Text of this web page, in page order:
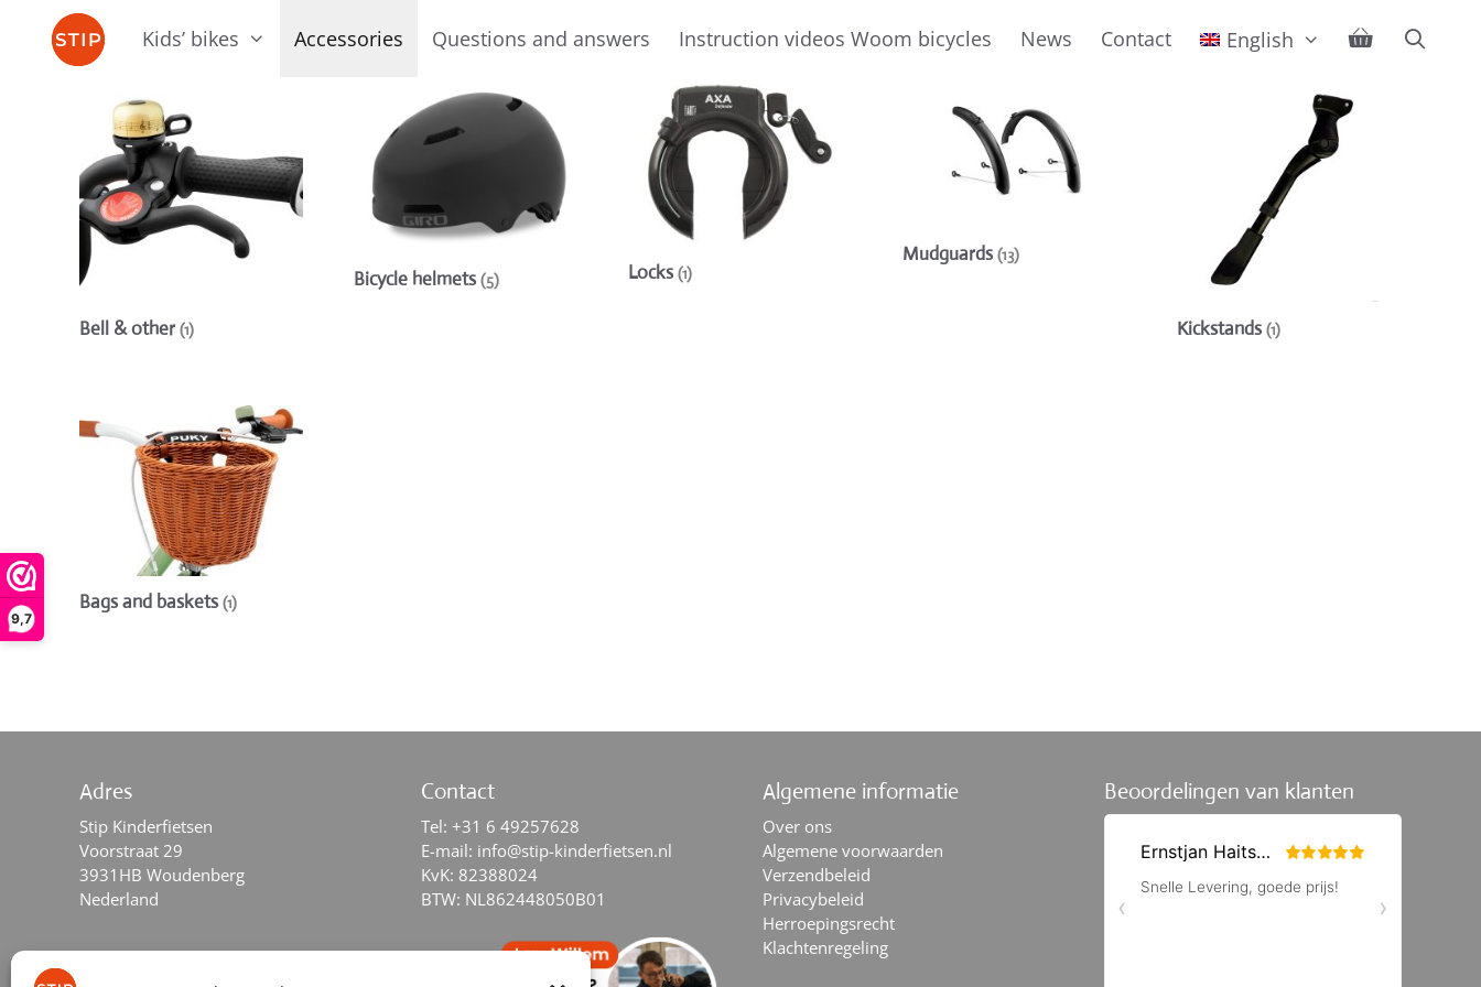
9,7
content
Kids’ bikes Accessories Questions and answers Instruction videos Woom bicycles News Contact English
Bell & other (1)
Bicycle helmets (5) Locks (1)
Mudguards (13)
Kickstands (1)
Bags and baskets (1)
Adres
Stip Kinderfietsen
Voorstraat 29
3931HB Woudenberg
Nederland
Contact
Tel: +31 6 49257628
E-mail: info@stip-kinderfietsen.nl
KvK: 82388024
BTW: NL862448050B01
Algemene informatie
Over ons
Algemene voorwaarden
Verzendbeleid
Privacybeleid
Herroepingsrecht
Klachtenregeling
Beoordelingen van klanten